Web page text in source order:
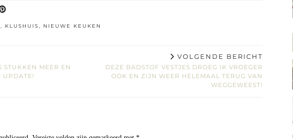
, KLUSHUIS, NIEUWE KEUKEN
STUKKEN MEER EN
UPDATE!
VOLGENDE BERICHT
DEZE BADSTOF VESTJES DROEG IK VROEGER
OOK EN ZIJN WEER HELEMAAL TERUG VAN
WEGGEWEEST!